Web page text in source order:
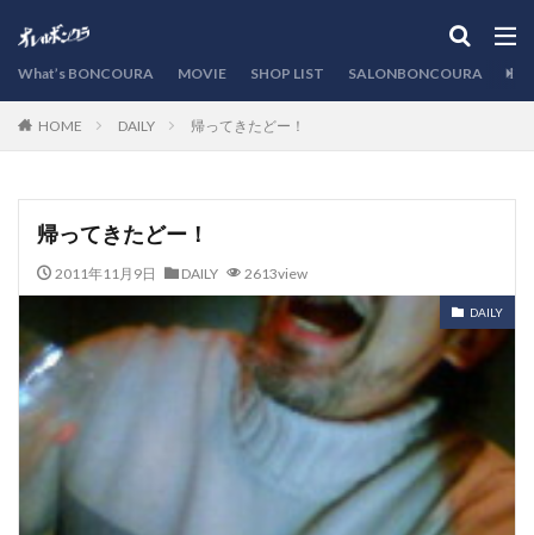
What’s BONCOURA MOVIE SHOP LIST SALONBONCOURA
HOME DAILY 帰ってきたどー！
帰ってきたどー！
2011年11月9日 DAILY 2613view
DAILY
カテゴリー
検索